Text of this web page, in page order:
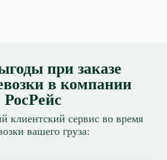
при заказе
в компании
РосРейс
клиентский сервис во время
вашего груза: